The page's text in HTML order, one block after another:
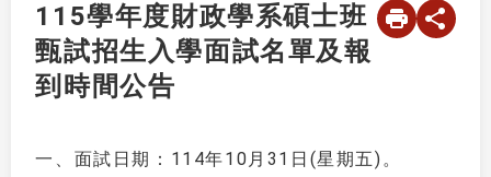
115學年度財政學系碩士班
甄試招生入學面試名單及報
到時間公告
一、面試日期：114年10月31日(星期五)。